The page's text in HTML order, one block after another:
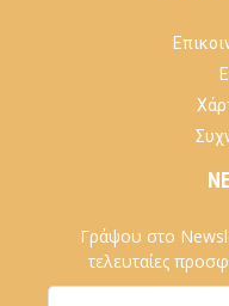
Γράψου στο
τελευταίες